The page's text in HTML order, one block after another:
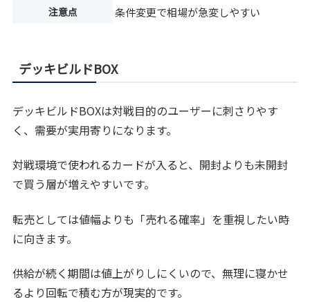
注意点 条件変更で相場が急変しやすい
デッキビルドBOX
デッキビルドBOXは対戦目的のユーザーに刺さりやす
く、需要が実用寄りになります。
対戦環境で使われるカードが入ると、開封よりも未開封
で買う層が増えやすいです。
転売としては値幅よりも「売れる確率」を重視したい時
に向きます。
供給が続く期間は値上がりしにくいので、無理に寝かせ
るより回転で積む方が現実的です。